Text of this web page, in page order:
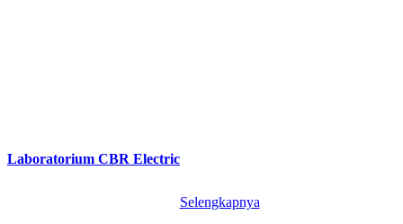
Laboratorium CBR Electric
Selengkapnya